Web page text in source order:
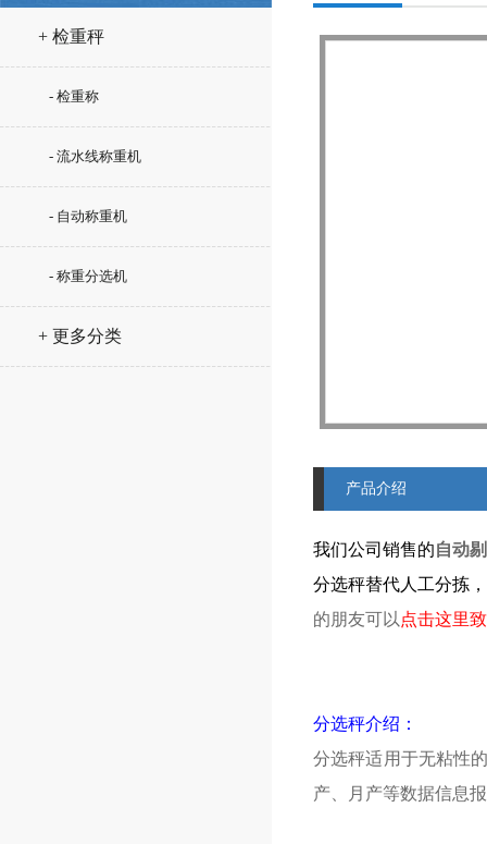
+ 检重秤
- 检重称
- 流水线称重机
- 自动称重机
- 称重分选机
+ 更多分类
产品介绍
我们公司销售的自动
分选秤替代人工分拣
的朋友可以 点击这里
分选秤介绍：
分选秤适用于无粘性
产、月产等数据信息